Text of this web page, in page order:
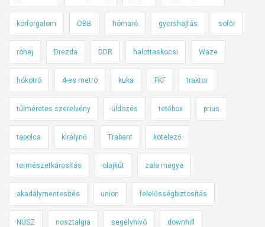
e
t
r
é
s
z
é
l
e
s
t
körforgalom OBB hómaró gyorshajtás sofőr
röhej Drezda DDR halottaskocsi Waze
hókotró 4-es metró kuka FKF traktor
túlméretes szerelvény üldözés tetőbox prius
tapolca királynő Trabant kötelező
természetkárosítás olajkút zala megye
akadálymentesítés union felelősségbiztosítás
NÚSZ nosztalgia segélyhívó downhill